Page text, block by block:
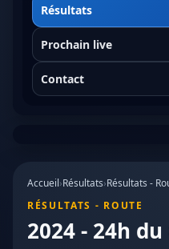
Résultats
Prochain live
Contact
Accueil›Résultats›Résultats -
RÉSULTATS - ROUTE
2024 - 24h